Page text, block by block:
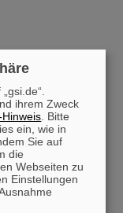
ihrem Zweck
. Bitte
ein, wie in
Sie auf
die
Webseiten zu
Einstellungen